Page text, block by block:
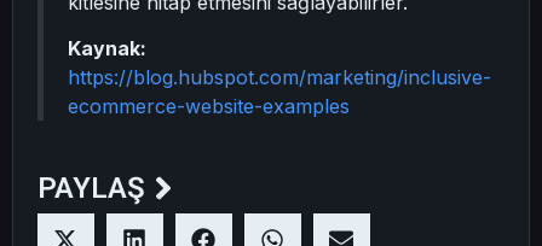
Kaynak:
https://blog.hubspot.com/marketing/inclusive-
ecommerce-website-examples
PAYLAŞ